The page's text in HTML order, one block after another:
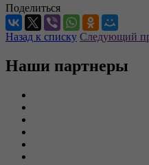
Поделиться
Назад к списку Следующий
Наши партнеры